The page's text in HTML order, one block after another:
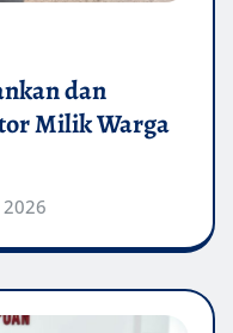
dan
Milik Warga